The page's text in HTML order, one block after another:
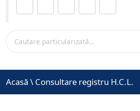
Acasă \ Consultare registru H.C.L.